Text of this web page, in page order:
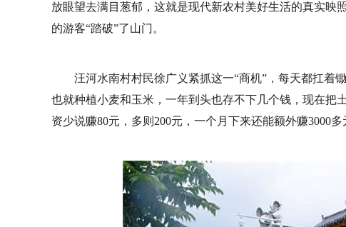
放眼望去满目葱郁，这就是现代新农村美好生活的真实映
的游客“踏破”了山门。
汪河水南村村民徐广义紧抓这一“商机”，每天都扛着
也就种植小麦和玉米，一年到头也存不下几个钱，现在把
资少说赚80元，多则200元，一个月下来还能额外赚3000多